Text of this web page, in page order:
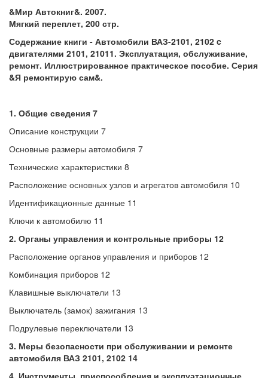
&Мир Автокниг&. 2007.
Мягкий переплет, 200 стр.
Содержание книги - Автомобили ВАЗ-2101, 2102 c
двигателями 2101, 21011. Эксплуатация, обслуживание,
ремонт. Иллюстрированное практическое пособие. Серия
&Я ремонтирую сам&.
1. Общие сведения 7
Описание конструкции 7
Основные размеры автомобиля 7
Технические характеристики 8
Расположение основных узлов и агрегатов автомобиля 10
Идентификационные данные 11
Ключи к автомобилю 11
2. Органы управления и контрольные приборы 12
Расположение органов управления и приборов 12
Комбинация приборов 12
Клавишные выключатели 13
Выключатель (замок) зажигания 13
Подрулевые переключатели 13
3. Меры безопасности при обслуживании и ремонте
автомобиля ВАЗ 2101, 2102 14
4. Инструменты, приспособления и эксплуатационные